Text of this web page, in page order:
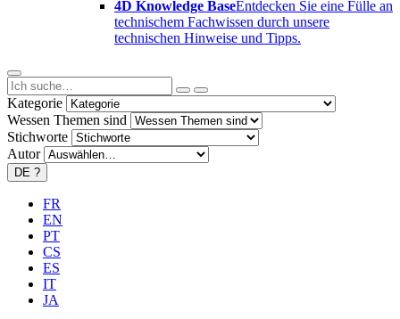
4D Knowledge BaseEntdecken Sie eine Fülle an
technischem Fachwissen durch unsere
technischen Hinweise und Tipps.
Kategorie
Wessen Themen sind
Stichworte
Autor
DE ?
FR
EN
PT
CS
ES
IT
JA